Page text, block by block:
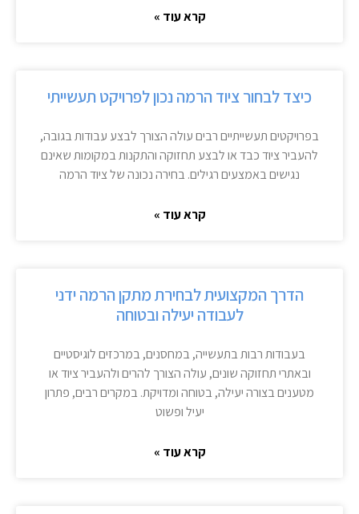
קרא עוד »
כיצד לבחור ציוד הרמה נכון לפרויקט תעשייתי
בפרויקטים תעשייתיים רבים עולה הצורך לבצע עבודות בגובה,
להעביר ציוד כבד או לבצע תחזוקה והתקנות במקומות שאינם
נגישים באמצעים רגילים. בחירה נכונה של ציוד הרמה
קרא עוד »
הדרך המקצועית לבחירת מתקן הרמה ידני
לעבודה יעילה ובטוחה
בעבודות רבות בתעשייה, במחסנים, במרכזים לוגיסטיים
ובאתרי תחזוקה שונים, עולה הצורך להרים ולהעביר ציוד או
מטענים בצורה יעילה, בטוחה ומדויקת. במקרים רבים, פתרון
יעיל ופשוט
קרא עוד »